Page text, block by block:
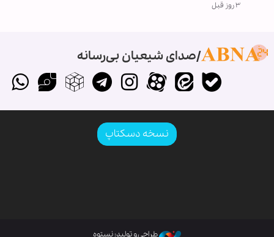
۳ روز قبل
صدای شیعیان بی‌رسانه
نسخه دسکتاپ
طراحی و تولید: نستوه